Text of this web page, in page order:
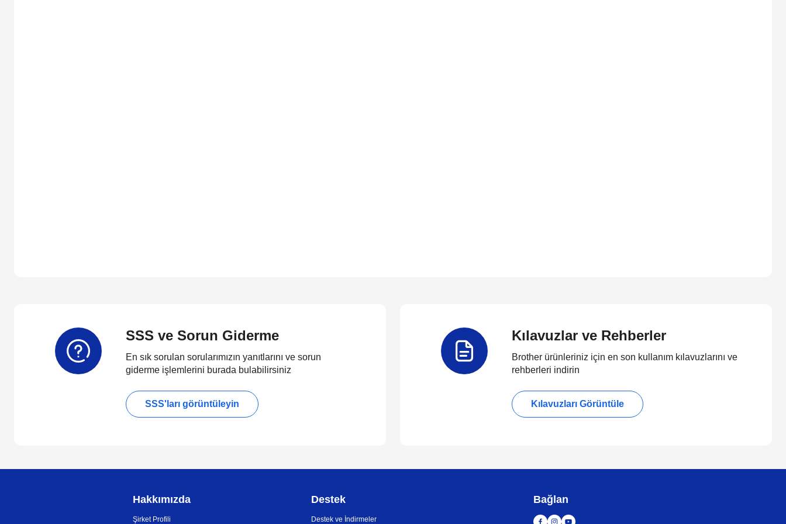
SSS ve Sorun Giderme
En sık sorulan sorularımızın yanıtlarını ve sorun
giderme işlemlerini burada bulabilirsiniz
SSS'ları görüntüleyin
Kılavuzlar ve Rehberler
Brother ürünleriniz için en son kullanım kılavuzlarını ve
rehberleri indirin
Kılavuzları Görüntüle
Hakkımızda
Şirket Profili
Destek
Destek ve İndirmeler
Bağlan